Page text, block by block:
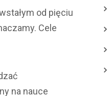
od pięciu
Cele
na nauce